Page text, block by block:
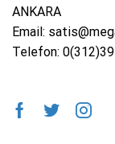
ANKARA
Email:
Telefon: